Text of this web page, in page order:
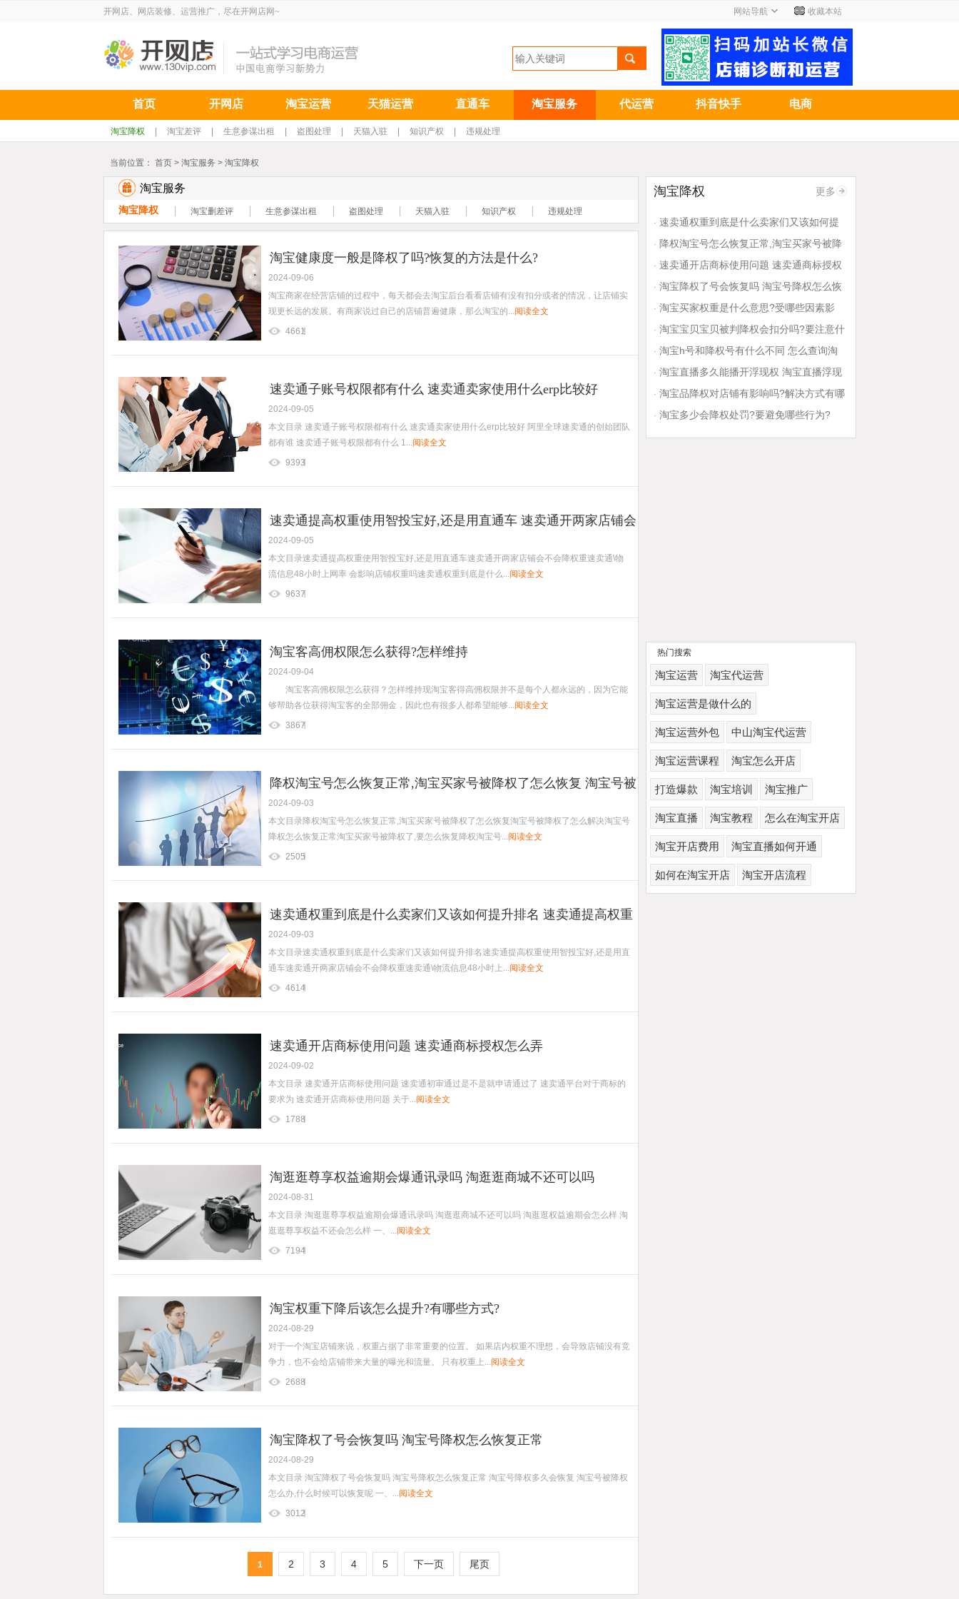
开网店、网店装修、运营推广，尽在开网店网~ 网站导航 收藏本站
首页 开网店 淘宝运营 天猫运营 直通车 淘宝服务 代运营 抖音快手 电商
淘宝降权 淘宝差评 生意参谋出租 盗图处理 天猫入驻 知识产权 违规处理
当前位置： 首页 > 淘宝服务 > 淘宝降权
淘宝服务
淘宝降权 淘宝删差评 生意参谋出租 盗图处理 天猫入驻 知识产权 违规处理
淘宝健康度一般是降权了吗?恢复的方法是什么?
2024-09-06
淘宝商家在经营店铺的过程中，每天都会去淘宝后台看看店铺有没有扣分或者的情况，让店铺实
现更长远的发展。有商家说过自己的店铺普遍健康，那么淘宝的...阅读全文
4661
速卖通子账号权限都有什么 速卖通卖家使用什么erp比较好
2024-09-05
本文目录 速卖通子账号权限都有什么 速卖通卖家使用什么erp比较好 阿里全球速卖通的创始团队
都有谁 速卖通子账号权限都有什么 1...阅读全文
9393
速卖通提高权重使用智投宝好,还是用直通车 速卖通开两家店铺会
不会降权重
2024-09-05
本文目录速卖通提高权重使用智投宝好,还是用直通车速卖通开两家店铺会不会降权重速卖通\物
流信息48小时上网率 会影响店铺权重吗速卖通权重到底是什么...阅读全文
9637
淘宝客高佣权限怎么获得?怎样维持
2024-09-04
淘宝客高佣权限怎么获得？怎样维持现淘宝客得高佣权限并不是每个人都永远的，因为它能
够帮助各位获得淘宝客的全部佣金，因此也有很多人都希望能够...阅读全文
3867
降权淘宝号怎么恢复正常,淘宝买家号被降权了怎么恢复 淘宝号被
降权了怎么解决
2024-09-03
本文目录降权淘宝号怎么恢复正常,淘宝买家号被降权了怎么恢复淘宝号被降权了怎么解决淘宝号
降权怎么恢复正常淘宝买家号被降权了,要怎么恢复降权淘宝号...阅读全文
2505
速卖通权重到底是什么卖家们又该如何提升排名 速卖通提高权重
使用智投宝好,还是用直通车
2024-09-03
本文目录速卖通权重到底是什么卖家们又该如何提升排名速卖通提高权重使用智投宝好,还是用直
通车速卖通开两家店铺会不会降权重速卖通\物流信息48小时上...阅读全文
4614
速卖通开店商标使用问题 速卖通商标授权怎么弄
2024-09-02
本文目录 速卖通开店商标使用问题 速卖通初审通过是不是就申请通过了 速卖通平台对于商标的
要求为 速卖通开店商标使用问题 关于...阅读全文
1788
淘逛逛尊享权益逾期会爆通讯录吗 淘逛逛商城不还可以吗
2024-08-31
本文目录 淘逛逛尊享权益逾期会爆通讯录吗 淘逛逛商城不还可以吗 淘逛逛权益逾期会怎么样 淘
逛逛尊享权益不还会怎么样 一、...阅读全文
7194
淘宝权重下降后该怎么提升?有哪些方式?
2024-08-29
对于一个淘宝店铺来说，权重占据了非常重要的位置。 如果店内权重不理想，会导致店铺没有竞
争力，也不会给店铺带来大量的曝光和流量。 只有权重上...阅读全文
2688
淘宝降权了号会恢复吗 淘宝号降权怎么恢复正常
2024-08-29
本文目录 淘宝降权了号会恢复吗 淘宝号降权怎么恢复正常 淘宝号降权多久会恢复 淘宝号被降权
怎么办,什么时候可以恢复呢 一、...阅读全文
3012
1 2 3 4 5 下一页 尾页
更多
淘宝降权
· 速卖通权重到底是什么卖家们又该如何提
升排名 速卖通提高权重使用智投宝好,还是
· 降权淘宝号怎么恢复正常,淘宝买家号被降
权了怎么恢复 淘宝号被降权了怎么解决
· 速卖通开店商标使用问题 速卖通商标授权
怎么弄
· 淘宝降权了号会恢复吗 淘宝号降权怎么恢
复正常
· 淘宝买家权重是什么意思?受哪些因素影
响?
· 淘宝宝贝宝贝被判降权会扣分吗?要注意什
么?
· 淘宝h号和降权号有什么不同 怎么查询淘
宝买家账号有没有降权
· 淘宝直播多久能播开浮现权 淘宝直播浮现
权怎么开通
· 淘宝品降权对店铺有影响吗?解决方式有哪
些?
· 淘宝多少会降权处罚?要避免哪些行为?
热门搜索
淘宝运营 淘宝代运营
淘宝运营是做什么的
淘宝运营外包 中山淘宝代运营
淘宝运营课程 淘宝怎么开店
打造爆款 淘宝培训 淘宝推广
淘宝直播 淘宝教程 怎么在淘宝开店
淘宝开店费用 淘宝直播如何开通
如何在淘宝开店 淘宝开店流程